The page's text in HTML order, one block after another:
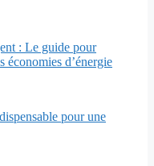
: Le guide pour
économies d’énergie
pour une